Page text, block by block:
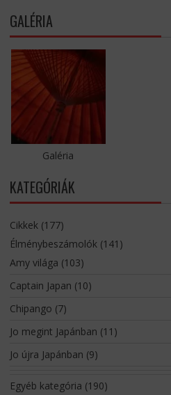
GALÉRIA
Galéria
KATEGÓRIÁK
Cikkek(177)
Élménybeszámolók(141)
Amy világa (103)
Captain Japan (10)
Chipango (7)
Jo megint Japánban (11)
Jo újra Japánban (9)
Egyéb kategória (190)